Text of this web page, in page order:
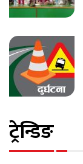
ट्रेन्डिङ